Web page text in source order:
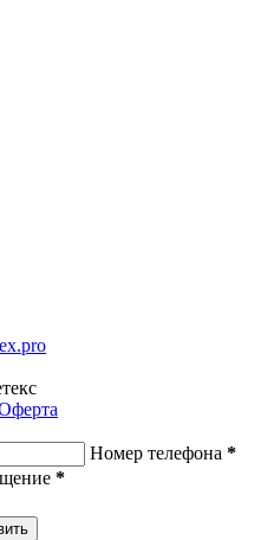
Номер телефона *
*